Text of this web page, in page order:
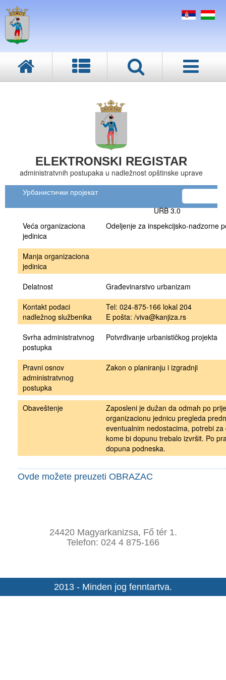
ELEKTRONSKI REGISTAR
administratvnih postupaka u nadležnost opštinske uprave
Урбанистички пројекат
URB 3.0
Veća organizaciona
jedinica
Odeljenje za inspekcijsko-nadzorne
Manja organizaciona
jedinica
Delatnost
Građevinarstvo urbanizam
Kontakt podaci
nadležnog službenika
Tel: 024-875-166 lokal 204
E pošta: /viva@kanjiza.rs
Svrha administratvnog
postupka
Potvrđivanje urbanističkog projekta
Pravni osnov
administratvnog
postupka
Zakon o planiranju i izgradnji
Obaveštenje
Zaposleni je dužan da odmah po
organizacionu jednicu pregleda
eventualnim nedostacima, potrebi
kome bi dopunu trebalo izvršit. Po
dopuna podneska.
Ovde možete preuzeti OBRAZAC
24420 Magyarkanizsa, Fő tér 1.
Telefon: 024 4 875-166
2013 - Minden jog fenntartva.